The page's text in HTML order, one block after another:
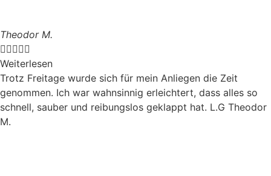
Theodor M.

Weiterlesen
Trotz Freitage wurde sich für mein Anliegen die Zeit
genommen. Ich war wahnsinnig erleichtert, dass alles so
schnell, sauber und reibungslos geklappt hat. L.G Theodor
M.